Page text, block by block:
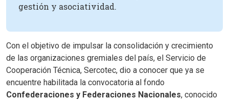
gestión y asociatividad.
Con el objetivo de impulsar la consolidación y crecimiento
de las organizaciones gremiales del país, el Servicio de
Cooperación Técnica, Sercotec, dio a conocer que ya se
encuentre habilitada la convocatoria al fondo
Confederaciones y Federaciones Nacionales, conocido